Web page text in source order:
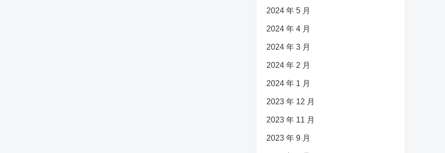
2024 年 5 月
2024 年 4 月
2024 年 3 月
2024 年 2 月
2024 年 1 月
2023 年 12 月
2023 年 11 月
2023 年 9 月